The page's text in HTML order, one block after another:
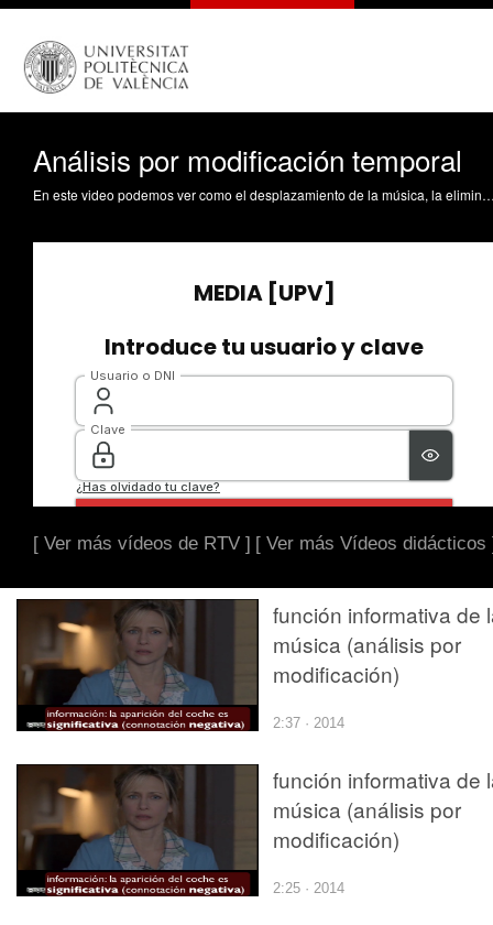
Análisis por modificación temporal
En este video podemos ver como el desplazamiento de la música, la eliminación de esta o el cambio por otra puede
[ Ver más vídeos de RTV ] [ Ver más Vídeos didácticos
función informativa de
música (análisis por
modificación)
2:37 · 2014
función informativa de
música (análisis por
modificación)
2:25 · 2014